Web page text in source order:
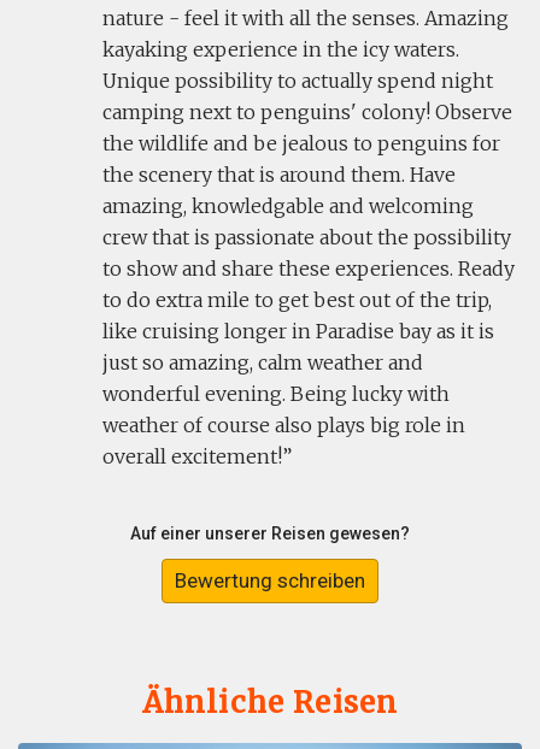
nature - feel it with all the senses. Amazing
kayaking experience in the icy waters.
Unique possibility to actually spend night
camping next to penguins' colony! Observe
the wildlife and be jealous to penguins for
the scenery that is around them. Have
amazing, knowledgable and welcoming
crew that is passionate about the possibility
to show and share these experiences. Ready
to do extra mile to get best out of the trip,
like cruising longer in Paradise bay as it is
just so amazing, calm weather and
wonderful evening. Being lucky with
weather of course also plays big role in
overall excitement!
Auf einer unserer Reisen gewesen?
Bewertung schreiben
Ähnliche Reisen